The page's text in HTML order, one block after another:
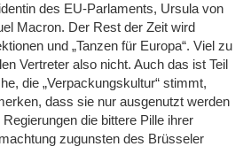
des EU-Parlaments, Ursula von
Macron. Der Rest der Zeit wird
und „Tanzen für Europa“. Viel zu
Vertreter also nicht. Auch das ist Teil
die „Verpackungskultur“ stimmt,
dass sie nur ausgenutzt werden
die bittere Pille ihrer
zugunsten des Brüsseler